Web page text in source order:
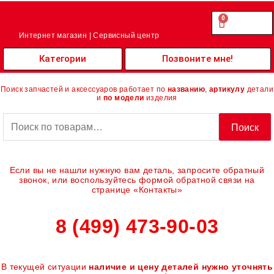
Перейти
Интернет магазин | Сервисный центр
0.00
0
Cart
Категории Позвоните мне!
Поиск запчастей и аксессуаров работает по названию артикулу детали
и по модели изделия
Поиск
Если вы не нашли нужную вам деталь, запросите обратный
звонок, или воспользуйтесь формой обратной связи на
странице «Контакты»
8 (499) 473-90-03
В текущей ситуации наличие и цену деталей нужно уточнять